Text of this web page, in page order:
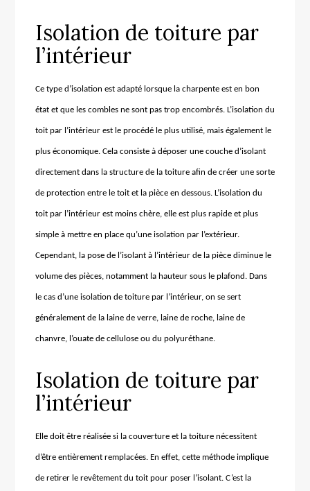
Isolation de toiture par
l’intérieur
Ce type d’isolation est adapté lorsque la charpente est en bon
état et que les combles ne sont pas trop encombrés. L’isolation du
toit par l’intérieur est le procédé le plus utilisé, mais également le
plus économique. Cela consiste à déposer une couche d’isolant
directement dans la structure de la toiture afin de créer une sorte
de protection entre le toit et la pièce en dessous. L’isolation du
toit par l’intérieur est moins chère, elle est plus rapide et plus
simple à mettre en place qu’une isolation par l’extérieur.
Cependant, la pose de l’isolant à l’intérieur de la pièce diminue le
volume des pièces, notamment la hauteur sous le plafond. Dans
le cas d’une isolation de toiture par l’intérieur, on se sert
généralement de la laine de verre, laine de roche, laine de
chanvre, l’ouate de cellulose ou du polyuréthane.
Isolation de toiture par
l’intérieur
Elle doit être réalisée si la couverture et la toiture nécessitent
d’être entièrement remplacées. En effet, cette méthode implique
de retirer le revêtement du toit pour poser l’isolant. C’est la